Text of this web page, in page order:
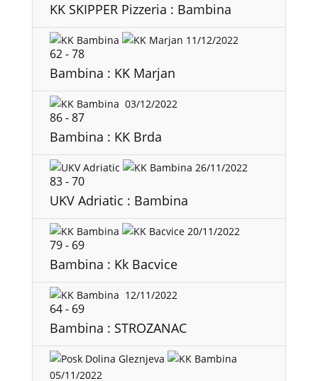
KK SKIPPER Pizzeria : Bambina
11/12/2022
62-78
Bambina : KK Marjan
03/12/2022
86-87
Bambina : KK Brda
26/11/2022
83-70
UKV Adriatic : Bambina
20/11/2022
79- 69
Bambina : Kk Bacvice
12/11/2022
64- 69
Bambina : STROZANAC
05/11/2022